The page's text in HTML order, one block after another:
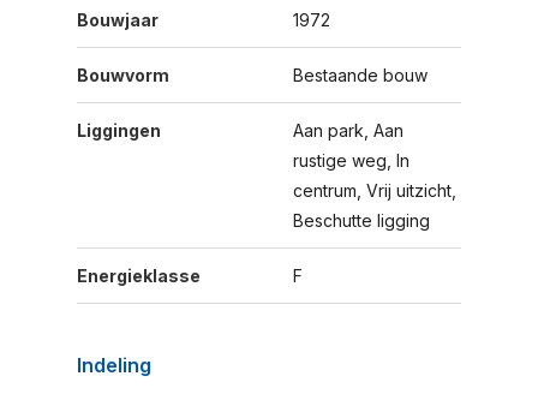
Bouwjaar 1972
Bouwvorm Bestaande bouw
Liggingen
Aan park, Aan
rustige weg, In
centrum, Vrij uitzicht,
Beschutte ligging
Energieklasse F
Indeling